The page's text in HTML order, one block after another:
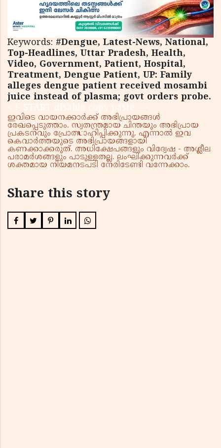
Keywords: #Dengue, Latest-News, National,
Top-Headlines, Uttar Pradesh, Health,
Video, Government, Patient, Hospital,
Treatment, Dengue Patient, UP: Family
alleges dengue patient received mosambi
juice instead of plasma; govt orders probe.
< !- START disable copy paste -->
ഇവിടെ വായനക്കാർക്ക് അഭിപ്രായങ്ങൾ
രേഖപ്പെടുത്താം. സ്വതന്ത്രമായ ചിന്തയും അഭിപ്രായ
പ്രകടനവും പ്രോത്സാഹിപ്പിക്കുന്നു. എന്നാൽ ഇവ
കെവാർത്തയുടെ അഭിപ്രായങ്ങളായി
കണക്കാക്കരുത്. അധിക്ഷേപങ്ങളും വിദ്വേഷ - അശ്ലീല
പരാമർശങ്ങളും പാടുള്ളതല്ല. ലംഘിക്കുന്നവർക്ക്
ശക്തമായ നിയമനടപടി നേരിടേണ്ടി വന്നേക്കാം.
Share this story